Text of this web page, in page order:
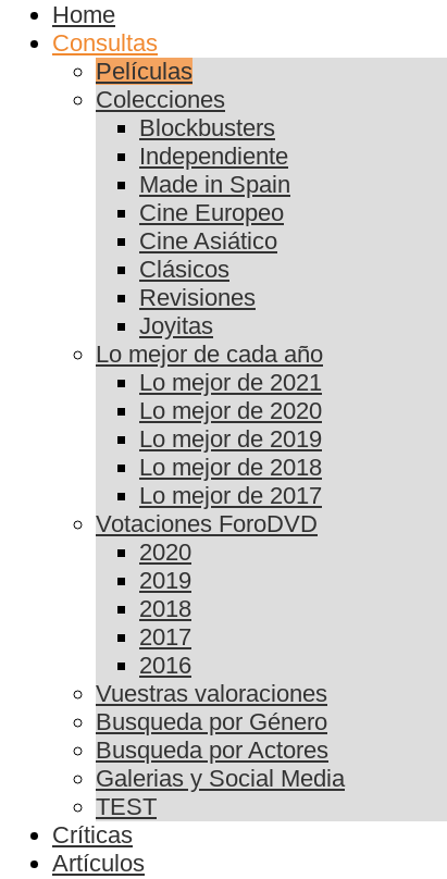
Home
Consultas
Películas
Colecciones
Blockbusters
Independiente
Made in Spain
Cine Europeo
Cine Asiático
Clásicos
Revisiones
Joyitas
Lo mejor de cada año
Lo mejor de 2021
Lo mejor de 2020
Lo mejor de 2019
Lo mejor de 2018
Lo mejor de 2017
Votaciones ForoDVD
2020
2019
2018
2017
2016
Vuestras valoraciones
Busqueda por Género
Busqueda por Actores
Galerias y Social Media
TEST
Críticas
Artículos